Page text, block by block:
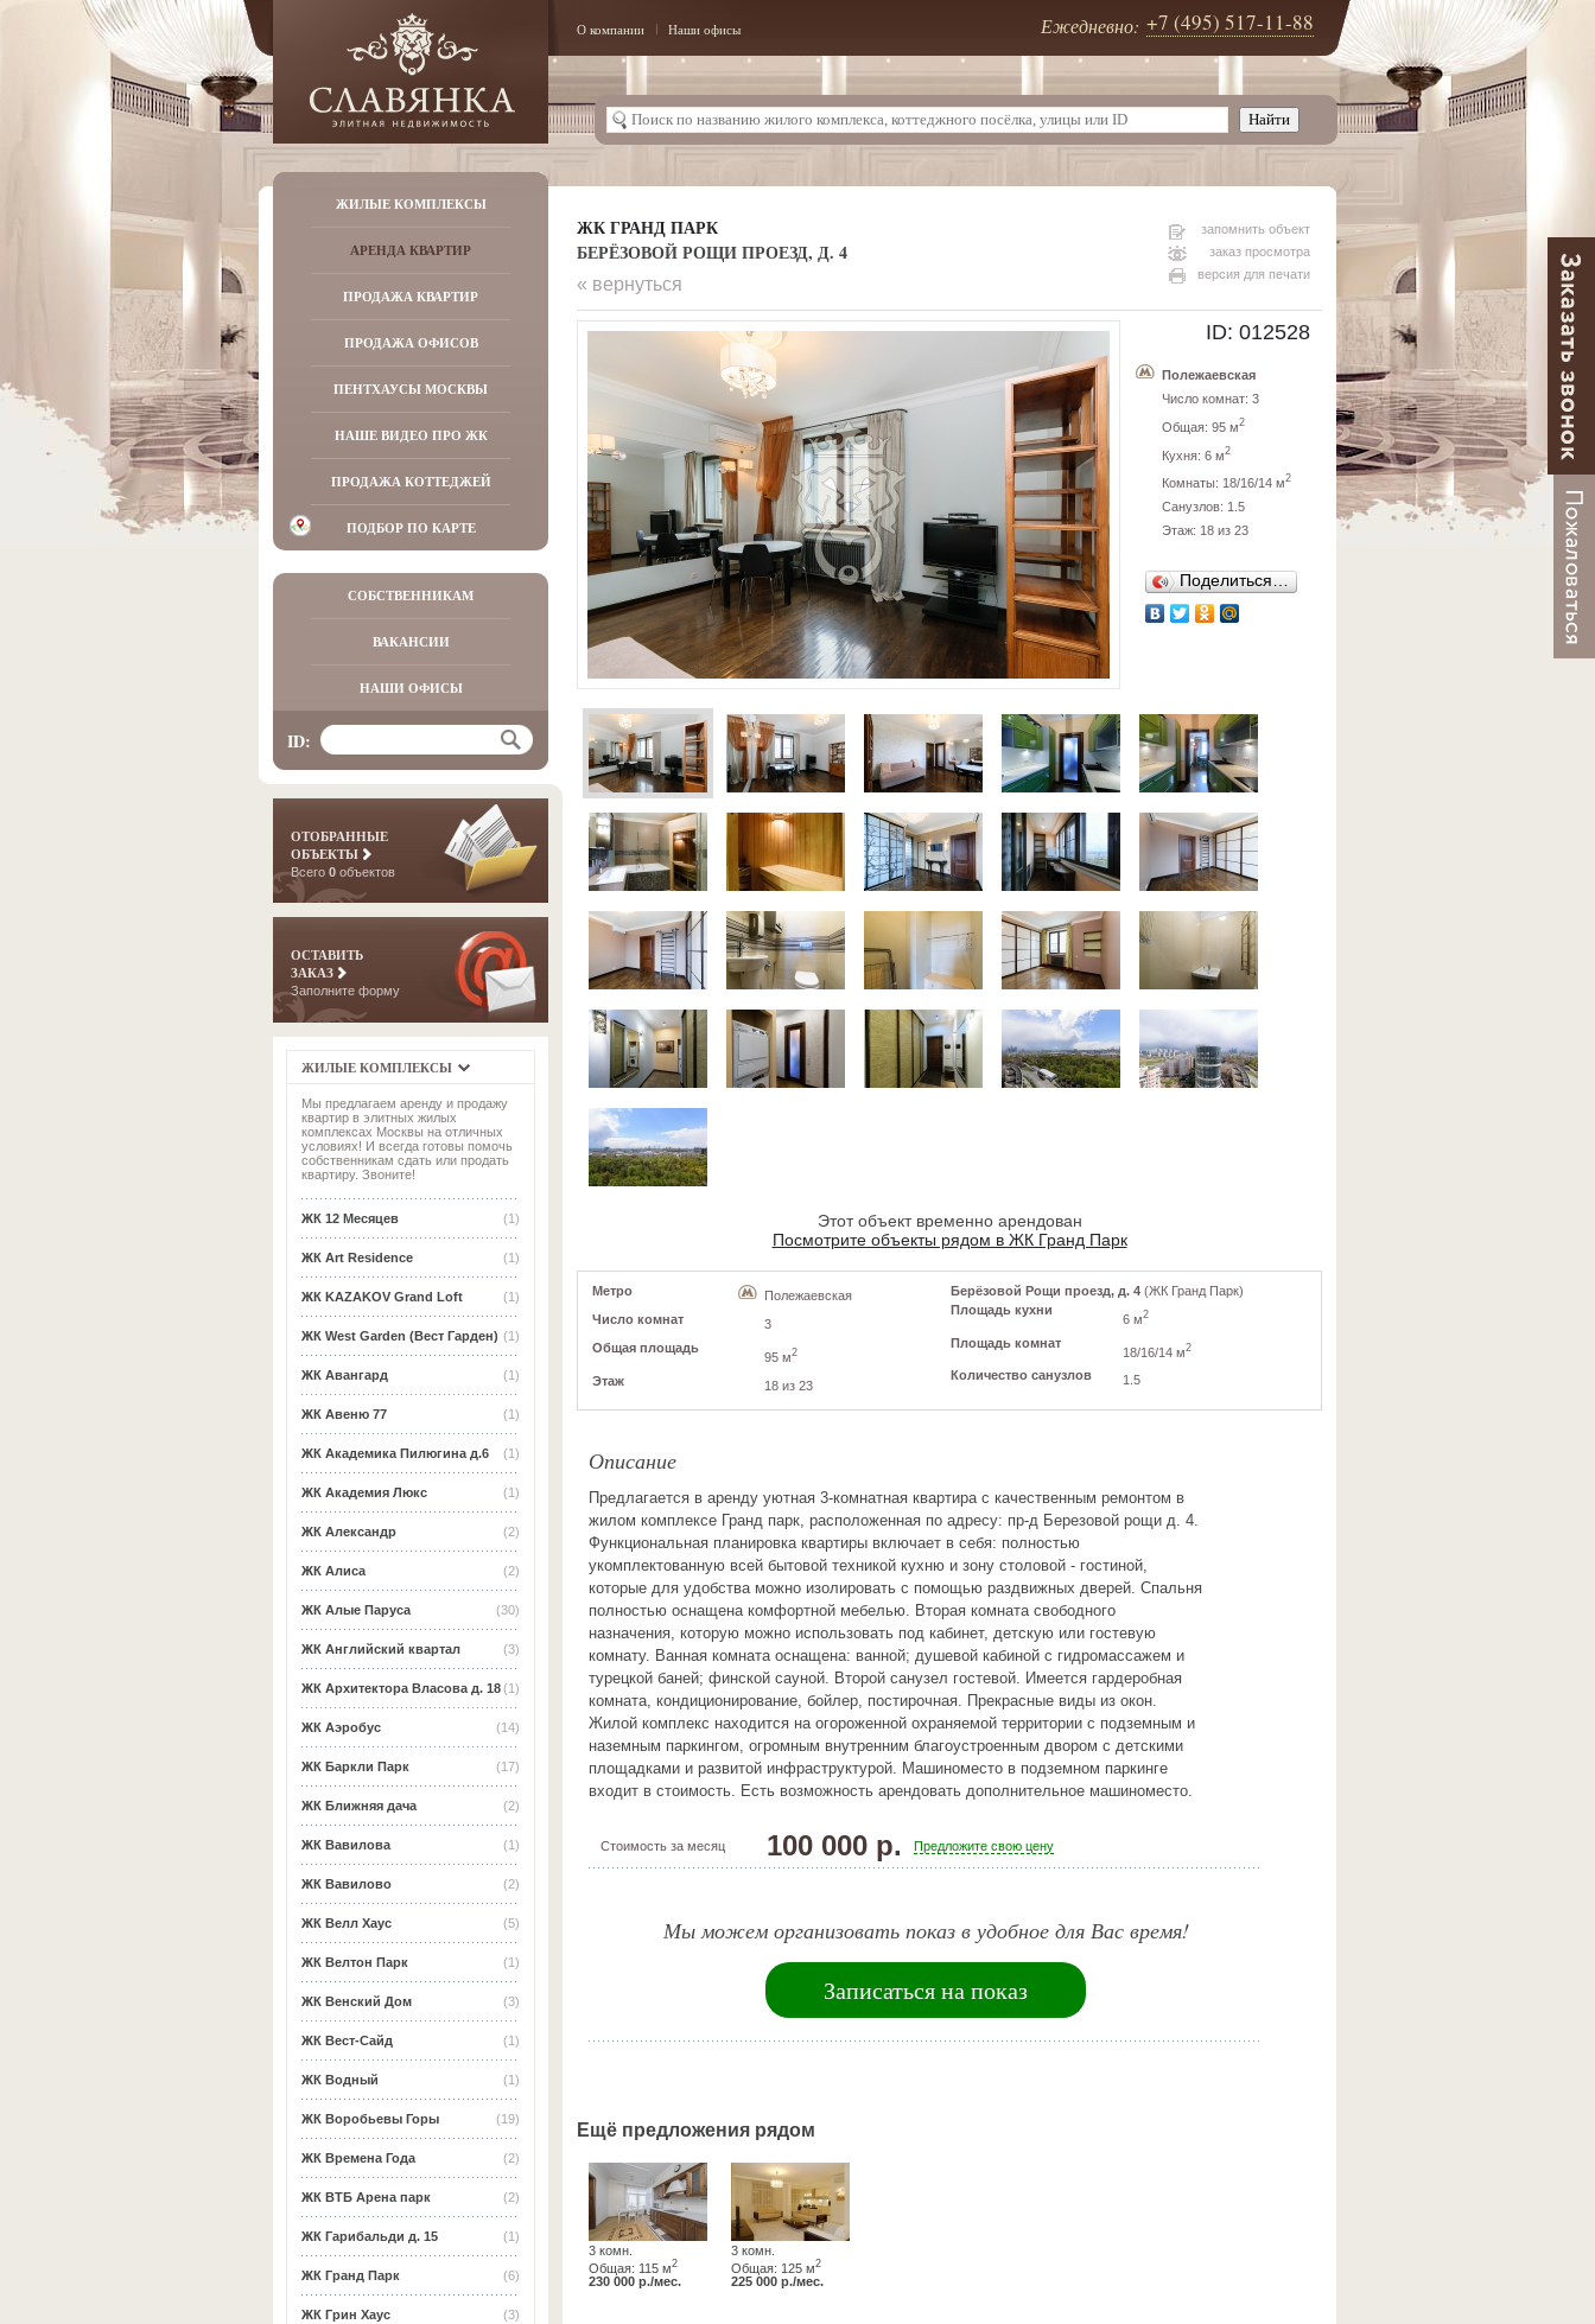
О компании Наши офисы Ежедневно: +7 (495) 517-11-88
ЖИЛЫЕ КОМПЛЕКСЫ
АРЕНДА КВАРТИР
ПРОДАЖА КВАРТИР
ПРОДАЖА ОФИСОВ
ПЕНТХАУСЫ МОСКВЫ
НАШЕ ВИДЕО ПРО ЖК
ПРОДАЖА КОТТЕДЖЕЙ
ПОДБОР ПО КАРТЕ
СОБСТВЕННИКАМ
ВАКАНСИИ
НАШИ ОФИСЫ
ID:
ОТОБРАННЫЕ
ОБЪЕКТЫ
Всего 0 объектов
ОСТАВИТЬ
ЗАКАЗ
Заполните форму
ЖИЛЫЕ КОМПЛЕКСЫ
Мы предлагаем аренду и продажу
квартир в элитных жилых
комплексах Москвы на отличных
условиях! И всегда готовы помочь
собственникам сдать или продать
квартиру. Звоните!
(1)
ЖК 12 Месяцев
(1)
ЖК Art Residence
(1)
ЖК KAZAKOV Grand Loft
(1)
ЖК West Garden (Вест Гарден)
(1)
ЖК Авангард
(1)
ЖК Авеню 77
(1)
ЖК Академика Пилюгина д.6
(1)
ЖК Академия Люкс
(2)
ЖК Александр
(2)
ЖК Алиса
(30)
ЖК Алые Паруса
(3)
ЖК Английский квартал
(1)
ЖК Архитектора Власова д. 18
(14)
ЖК Аэробус
(17)
ЖК Баркли Парк
(2)
ЖК Ближняя дача
(1)
ЖК Вавилова
(2)
ЖК Вавилово
(5)
ЖК Велл Хаус
(1)
ЖК Велтон Парк
(3)
ЖК Венский Дом
(1)
ЖК Вест-Сайд
(1)
ЖК Водный
(19)
ЖК Воробьевы Горы
(2)
ЖК Времена Года
(2)
ЖК ВТБ Арена парк
(1)
ЖК Гарибальди д. 15
(6)
ЖК Гранд Парк
(3)
ЖК Грин Хаус
ЖК ГРАНД ПАРК
БЕРЁЗОВОЙ РОЩИ ПРОЕЗД, Д. 4
запомнить объект
заказ просмотра
версия для печати
« вернуться
ID: 012528
Полежаевская
Число комнат: 3
Общая: 95 м2
Кухня: 6 м2
Комнаты: 18/16/14 м2
Санузлов: 1.5
Этаж: 18 из 23
Поделиться…
Этот объект временно арендован
Посмотрите объекты рядом в ЖК Гранд Парк
Метро
Полежаевская
Число комнат
3
Общая площадь
95 м2
Этаж 18 из 23
Берёзовой Рощи проезд, д. 4 (ЖК Гранд Парк)
Площадь кухни
6 м2
Площадь комнат
18/16/14 м2
Количество санузлов 1.5
Описание
Предлагается в аренду уютная 3-комнатная квартира с качественным ремонтом в
жилом комплексе Гранд парк, расположенная по адресу: пр-д Березовой рощи д. 4.
Функциональная планировка квартиры включает в себя: полностью
укомплектованную всей бытовой техникой кухню и зону столовой - гостиной,
которые для удобства можно изолировать с помощью раздвижных дверей. Спальня
полностью оснащена комфортной мебелью. Вторая комната свободного
назначения, которую можно использовать под кабинет, детскую или гостевую
комнату. Ванная комната оснащена: ванной; душевой кабиной с гидромассажем и
турецкой баней; финской сауной. Второй санузел гостевой. Имеется гардеробная
комната, кондиционирование, бойлер, постирочная. Прекрасные виды из окон.
Жилой комплекс находится на огороженной охраняемой территории с подземным и
наземным паркингом, огромным внутренним благоустроенным двором с детскими
площадками и развитой инфраструктурой. Машиноместо в подземном паркинге
входит в стоимость. Есть возможность арендовать дополнительное машиноместо.
Стоимость за месяц 100 000 р. Предложите свою цену
Мы можем организовать показ в удобное для Вас время!
Записаться на показ
Ещё предложения рядом
3 комн.
Общая: 115 м2
230 000 р./мес.
3 комн.
Общая: 125 м2
225 000 р./мес.